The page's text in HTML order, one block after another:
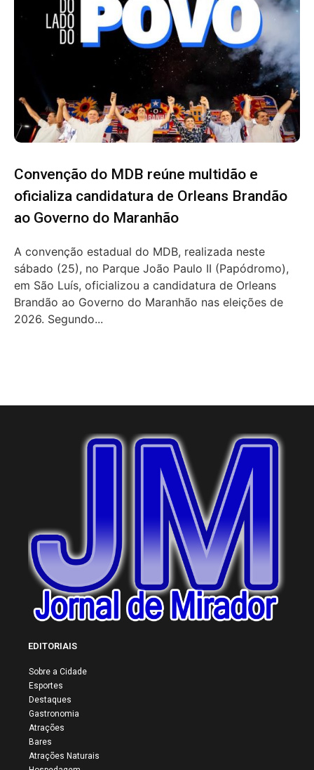
Convenção do MDB reúne multidão e
oficializa candidatura de Orleans Brandão
ao Governo do Maranhão
A convenção estadual do MDB, realizada neste
sábado (25), no Parque João Paulo II (Papódromo),
em São Luís, oficializou a candidatura de Orleans
Brandão ao Governo do Maranhão nas eleições de
2026. Segundo...
EDITORIAIS
Sobre a Cidade
Esportes
Destaques
Gastronomia
Atrações
Bares
Atrações Naturais